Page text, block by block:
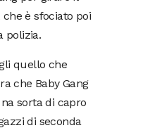
è sfociato poi
polizia.
quello che
che Baby Gang
sorta di capro
di seconda